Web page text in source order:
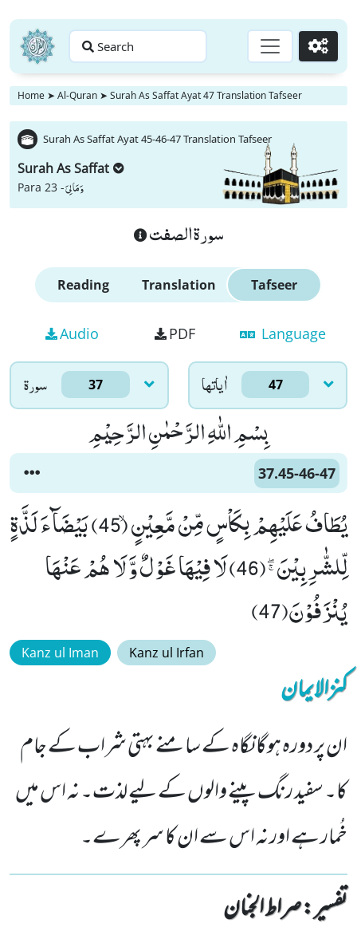
Search Go
Home ➤ Al-Quran ➤ Surah As Saffat Ayat 47 Translation Tafseer
Surah As Saffat Ayat 45-46-47 Translation Tafseer
Surah As Saffat
Para 23 -وَ مَا لِیَ
سورة الصفت
Reading Translation Tafseer
Audio PDF Language
سورۃ 37 اٰياتها 47
بِسْمِ اللّٰهِ الرَّحْمٰنِ الرَّحِیْمِ
37.45-46-47
یُطَافُ عَلَیْهِمْ بِكَاْسٍ مِّنْ مَّعِیْنٍۙ (45) بَیْضَآءَ لَذَّةٍ
لِّلشّٰرِبِیْنَﭕ(46) لَا فِیْهَا غَوْلٌ وَّ لَا هُمْ عَنْهَا
یُنْزَفُوْنَ(47)
Kanz ul Iman Kanz ul Irfan
کنزالایمان
ان پر دورہ ہوگا نگاہ کے سامنے بہتی شراب کے جام
کا۔ سفید رنگ پینے والوں کے لیے لذت۔ نہ اس میں
خُمار ہے اور نہ اس سے ان کا سر پھرے۔
تفسیر : ‎صراط الجنان